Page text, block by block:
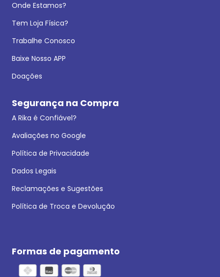
Onde Estamos?
Tem Loja Física?
Trabalhe Conosco
Baixe Nosso APP
Doações
Segurança na Compra
A Rika é Confiável?
Avaliações no Google
Política de Privacidade
Dados Legais
Reclamações e Sugestões
Política de Troca e Devolução
Formas de pagamento